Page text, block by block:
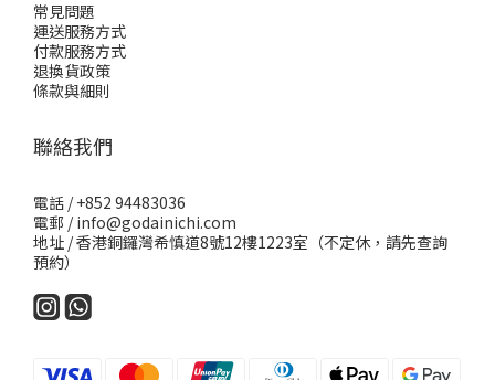
常見問題
運送服務方式
付款服務方式
退換貨政策
條款與細則
聯絡我們
電話 / +852 94483036
電郵 / info@godainichi.com
地址 / 香港銅鑼灣希慎道8號12樓1223室（不定休，請先查詢
預約）